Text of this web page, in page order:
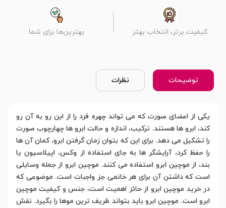
کیفیت برتر، انتخاب بهتر بهترین‌ها برای شما
توضیحات نظرات
یکی از اعضای صورت که می تواند چهره فرد را از این رو به آن رو
کند، ابرو ها هستند. ترکیب، اندازه و حالت ابرو ها چهارچوب صورت
را تشکیل می دهد. برای این که بتوان زمان گرفتن ابرو، کمان آن ها
را حفظ کرد، آرایشگر ها به جای استفاده از وکس، اپیلاسیون یا
بند، از موچین ابرو استفاده می کنند. موچین ابرو از جمله وسایلی
است که داشتن آن برای هر خانمی جز واجبات است. موضوعی که
در خرید موچین ابرو از حائز اهمیت است، جنس و کیفیت موچین
ابرو است. موچین ابرو باید بتواند ظریف ترین موها را بگیرد. نقش